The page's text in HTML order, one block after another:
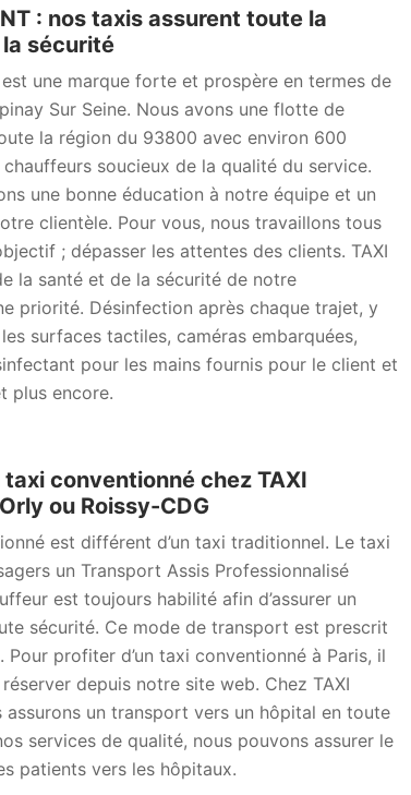
: nos taxis assurent toute la
sécurité
est une marque forte et prospère en termes de
Sur Seine. Nous avons une flotte de
la région du 93800 avec environ 600
soucieux de la qualité du service.
une bonne éducation à notre équipe et un
clientèle. Pour vous, nous travaillons tous
; dépasser les attentes des clients. TAXI
la santé et de la sécurité de notre
priorité. Désinfection après chaque trajet, y
surfaces tactiles, caméras embarquées,
pour les mains fournis pour le client et
plus encore.
taxi conventionné chez TAXI
ou Roissy-CDG
est différent d’un taxi traditionnel. Le taxi
un Transport Assis Professionnalisé
est toujours habilité afin d’assurer un
sécurité. Ce mode de transport est prescrit
Pour profiter d’un taxi conventionné à Paris, il
depuis notre site web. Chez TAXI
assurons un transport vers un hôpital en toute
services de qualité, nous pouvons assurer le
patients vers les hôpitaux.